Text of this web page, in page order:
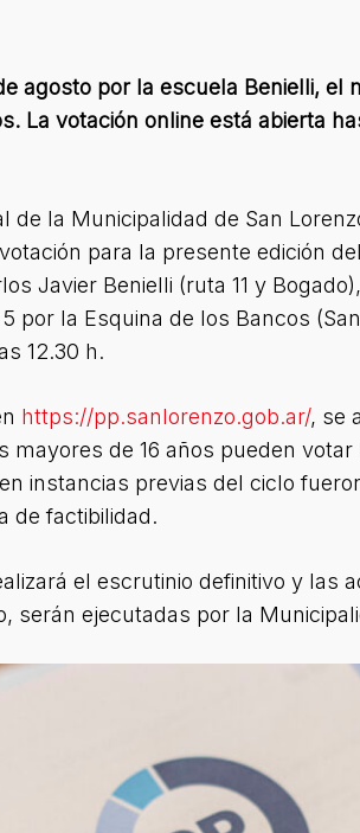
agosto por la escuela Benielli,
La votación online está abierta
de la Municipalidad de San
para la presente edición
Javier Benielli (ruta 11 y
por la Esquina de los Bancos
12.30 h.
https://pp.sanlorenzo.gob.ar/, se
mayores de 16 años pueden
instancias previas del ciclo
de factibilidad.
el escrutinio definitivo y las
serán ejecutadas por la